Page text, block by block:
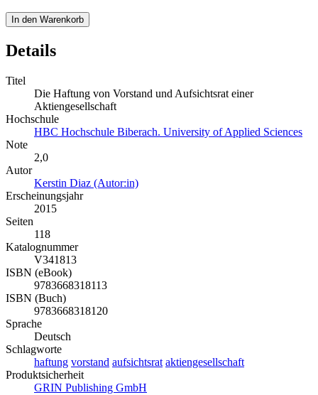
In den Warenkorb
Details
Titel
Die Haftung von Vorstand und Aufsichtsrat einer
Aktiengesellschaft
Hochschule
HBC Hochschule Biberach. University of Applied Sciences
Note
2,0
Autor
Kerstin Diaz (Autor:in)
Erscheinungsjahr
2015
Seiten
118
Katalognummer
V341813
ISBN (eBook)
9783668318113
ISBN (Buch)
9783668318120
Sprache
Deutsch
Schlagworte
haftung vorstand aufsichtsrat aktiengesellschaft
Produktsicherheit
GRIN Publishing GmbH